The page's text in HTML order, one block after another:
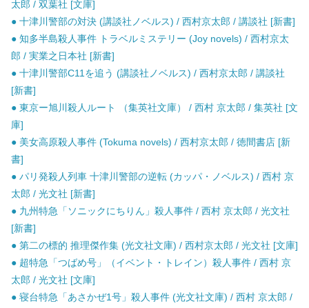
太郎 / 双葉社 [文庫]
● 十津川警部の対決 (講談社ノベルス) / 西村京太郎 / 講談社 [新書]
● 知多半島殺人事件 トラベルミステリー (Joy novels) / 西村京太
郎 / 実業之日本社 [新書]
● 十津川警部C11を追う (講談社ノベルス) / 西村京太郎 / 講談社
[新書]
● 東京ー旭川殺人ルート （集英社文庫） / 西村 京太郎 / 集英社 [文
庫]
● 美女高原殺人事件 (Tokuma novels) / 西村京太郎 / 徳間書店 [新
書]
● パリ発殺人列車 十津川警部の逆転 (カッパ・ノベルス) / 西村 京
太郎 / 光文社 [新書]
● 九州特急「ソニックにちりん」殺人事件 / 西村 京太郎 / 光文社
[新書]
● 第二の標的 推理傑作集 (光文社文庫) / 西村京太郎 / 光文社 [文庫]
● 超特急「つばめ号」（イベント・トレイン）殺人事件 / 西村 京
太郎 / 光文社 [文庫]
● 寝台特急「あさかぜ1号」殺人事件 (光文社文庫) / 西村 京太郎 /